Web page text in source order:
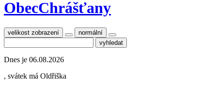
ObecChrášťany
velikost zobrazení normální
Dnes je 06.08.2026
, svátek má Oldřiška